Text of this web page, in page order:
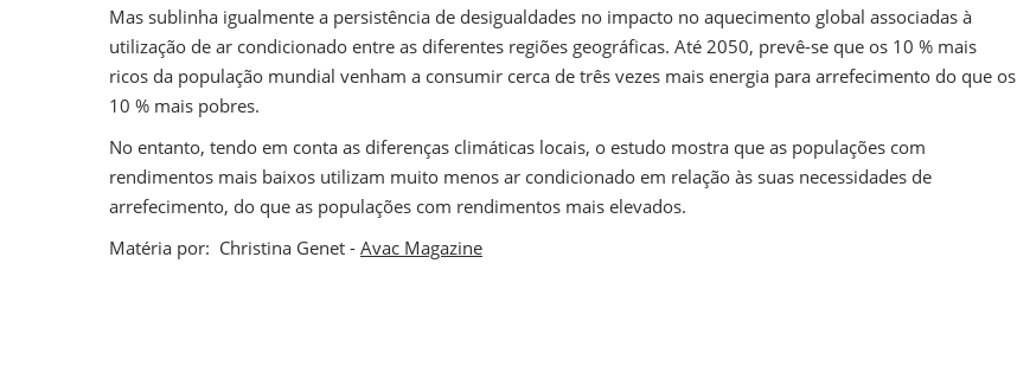
Mas sublinha igualmente a persistência de desigualdades no impacto no aquecimento global associadas à
utilização de ar condicionado entre as diferentes regiões geográficas. Até 2050, prevê-se que os 10 % mais
ricos da população mundial venham a consumir cerca de três vezes mais energia para arrefecimento do que os
10 % mais pobres.
No entanto, tendo em conta as diferenças climáticas locais, o estudo mostra que as populações com
rendimentos mais baixos utilizam muito menos ar condicionado em relação às suas necessidades de
arrefecimento, do que as populações com rendimentos mais elevados.
Matéria por: Christina Genet - Avac Magazine